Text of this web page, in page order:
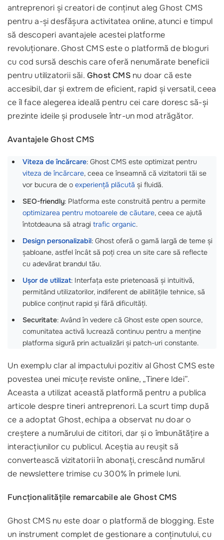
antreprenori și creatori de conținut aleg Ghost CMS
pentru a-și desfășura activitatea online, atunci e timpul
să descoperi avantajele acestei platforme
revoluționare. Ghost CMS este o platformă de bloguri
cu cod sursă deschis care oferă nenumărate beneficii
pentru utilizatorii săi. Ghost CMSnu doar că este
accesibil, dar și extrem de eficient, rapid și versatil, ceea
ce îl face alegerea ideală pentru cei care doresc să-și
prezinte ideile și produsele într-un mod atrăgător.
Avantajele Ghost CMS
Viteza de încărcare: Ghost CMS este optimizat pentru
viteza de încărcare, ceea ce înseamnă că vizitatorii tăi se
vor bucura de o experiență plăcută și fluidă.
SEO-friendly: Platforma este construită pentru a permite
optimizarea pentru motoarele de căutare, ceea ce ajută
întotdeauna să atragi trafic organic.
Design personalizabil: Ghost oferă o gamă largă de teme și
șabloane, astfel încât să poți crea un site care să reflecte
cu adevărat brandul tău.
Ușor de utilizat: Interfața este prietenoasă și intuitivă,
permitând utilizatorilor, indiferent de abilitățile tehnice, să
publice conținut rapid și fără dificultăți.
Securitate: Având în vedere că Ghost este open source,
comunitatea activă lucrează continuu pentru a menține
platforma sigură prin actualizări și patch-uri constante.
Un exemplu clar al impactului pozitiv al Ghost CMS este
povestea unei micuțe reviste online, „Tinere Idei”.
Aceasta a utilizat această platformă pentru a publica
articole despre tineri antreprenori. La scurt timp după
ce a adoptat Ghost, echipa a observat nu doar o
creștere a numărului de cititori, dar și o îmbunătățire a
interacțiunilor cu publicul. Aceștia au reușit să
convertească vizitatorii în abonați, crescând numărul
de newslettere trimise cu 300% în primele luni.
Funcționalitățile remarcabile ale Ghost CMS
Ghost CMS nu este doar o platformă de blogging. Este
un instrument complet de gestionare a conținutului, cu